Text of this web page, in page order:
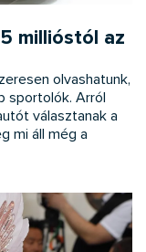
millióstól az
olvashatunk,
spor­tolók. Arról
választanak a
mi áll még a